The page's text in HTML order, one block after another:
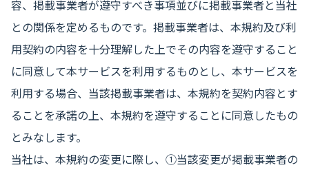
容、掲載事業者が遵守すべき事項並びに掲載事業者と当社
との関係を定めるものです。掲載事業者は、本規約及び利
用契約の内容を十分理解した上でその内容を遵守すること
に同意して本サービスを利用するものとし、本サービスを
利用する場合、当該掲載事業者は、本規約を契約内容とす
ることを承諾の上、本規約を遵守することに同意したもの
とみなします。
当社は、本規約の変更に際し、①当該変更が掲載事業者の